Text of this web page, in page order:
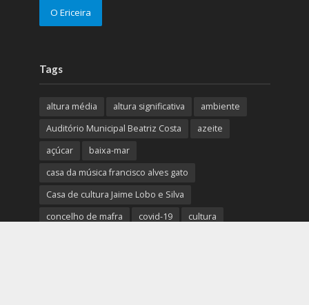
O Ericeira
Tags
altura média altura significativa
ambiente
Auditório Municipal Beatriz Costa
azeite
açúcar
baixa-mar
casa da música francisco alves gato
Casa de cultura Jaime Lobo e Silva
concelho de mafra
covid-19
cultura